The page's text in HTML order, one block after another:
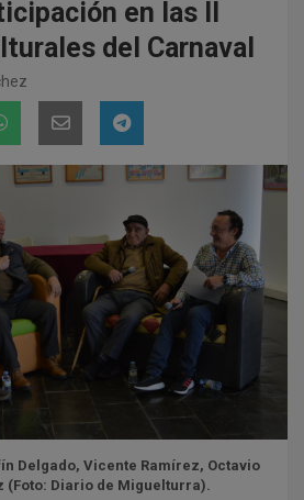
en las II
del Carnaval
Delgado, Vicente Ramírez, Octavio
(Foto: Diario de Miguelturra).